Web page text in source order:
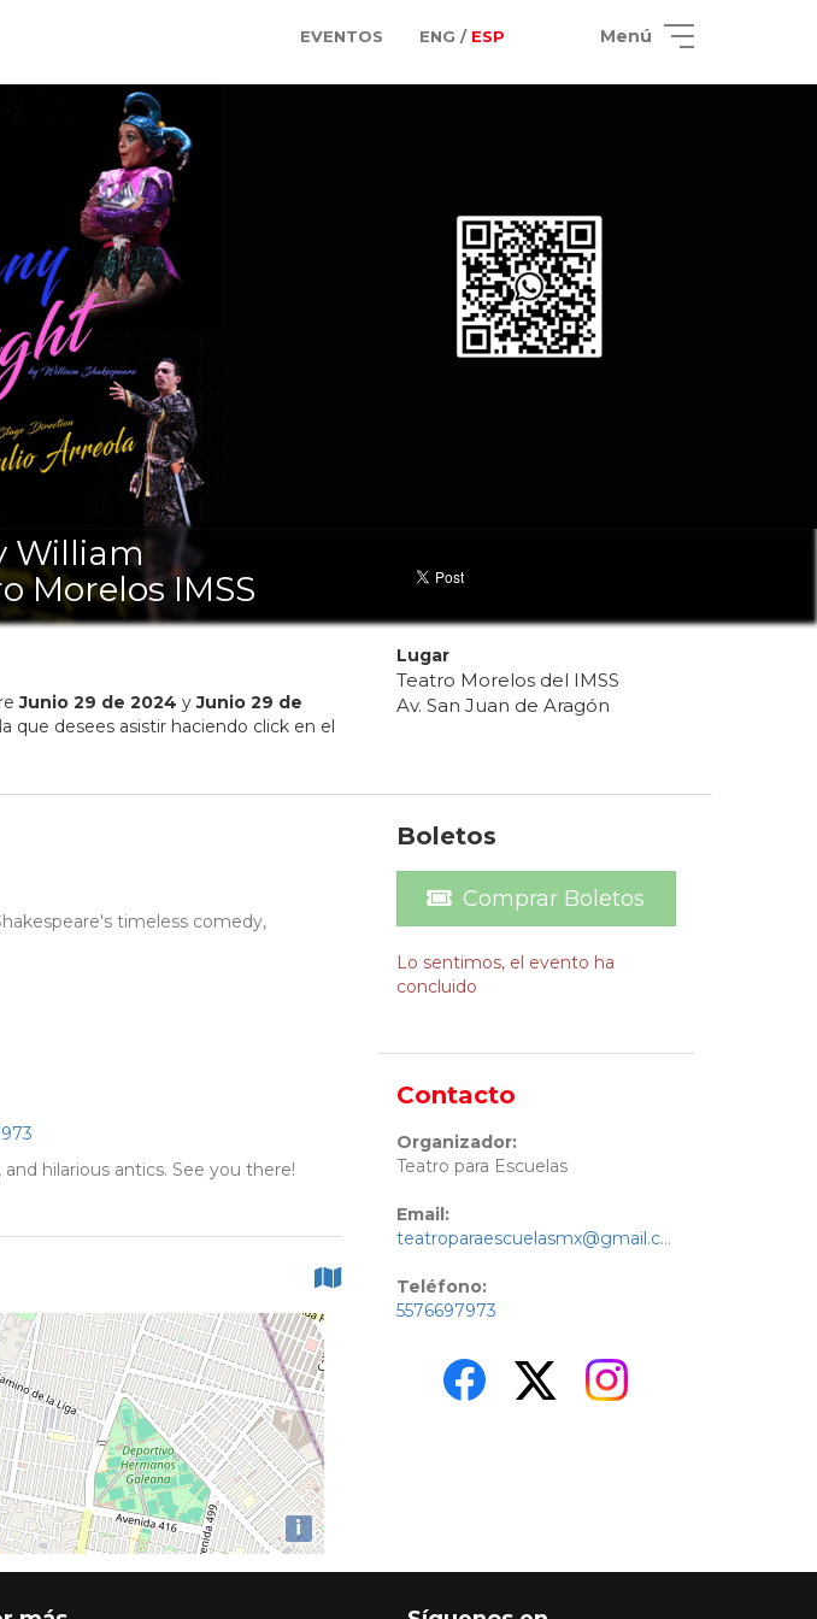
EVENTOS ENG / ESP Menú
William
Morelos IMSS
Junio 29 de 2024 yJunio 29 de
que desees asistir haciendo click en el
Lugar
Teatro Morelos del IMSS
Av. San Juan de Aragón
timeless comedy,
hilarious antics. See you there!
i
Boletos
Comprar Boletos
Lo sentimos, el evento ha
concluido
Contacto
Organizador:
Teatro para Escuelas
Email:
teatroparaescuelasmx@gmail.com
Teléfono:
5576697973